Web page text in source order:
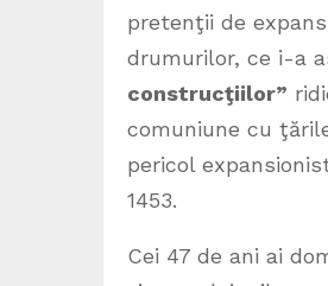
pretenţii de
drumurilor, ce i-a
construcţiilor”
comuniune cu
pericol
1453.
Cei 47 de ani ai